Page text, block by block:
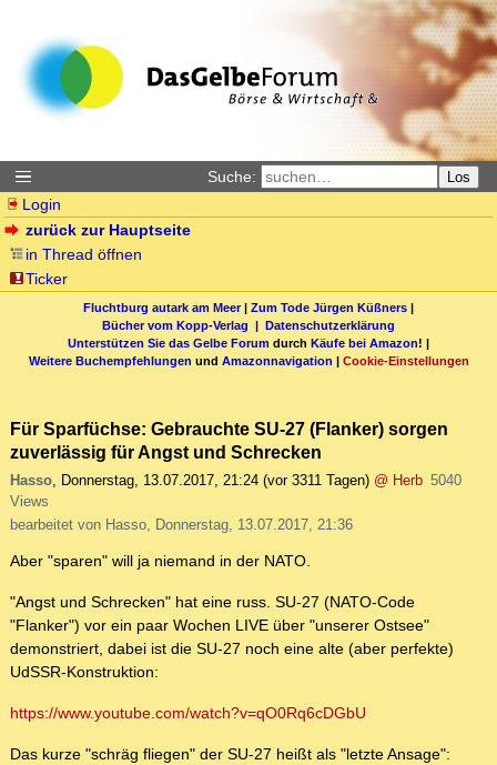
Suche: Los
Login
zurück zur Hauptseite
in Thread öffnen
Ticker
Fluchtburg autark am Meer| Zum Tode Jürgen Küßners |
Bücher vom Kopp-Verlag | Datenschutzerklärung
Unterstützen Sie das Gelbe Forum durch Käufe bei Amazon! |
Weitere Buchempfehlungen und Amazonnavigation | Cookie-Einstellungen
Für Sparfüchse: Gebrauchte SU-27 (Flanker) sorgen
zuverlässig für Angst und Schrecken
Hasso, Donnerstag, 13.07.2017, 21:24 (vor 3311 Tagen) @ Herb 5040
Views
bearbeitet von Hasso, Donnerstag, 13.07.2017, 21:36
Aber "sparen" will ja niemand in der NATO.
"Angst und Schrecken" hat eine russ. SU-27 (NATO-Code
"Flanker") vor ein paar Wochen LIVE über "unserer Ostsee"
demonstriert, dabei ist die SU-27 noch eine alte (aber perfekte)
UdSSR-Konstruktion:
https://www.youtube.com/watch?v=qO0Rq6cDGbU
Das kurze "schräg fliegen" der SU-27 heißt als "letzte Ansage":